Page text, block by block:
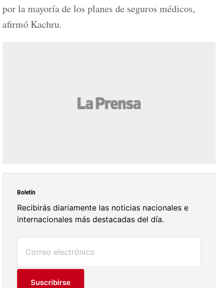
por la mayoría de los planes de seguros médicos,
afirmó Kachru.
Boletín
Recibirás diariamente las noticias nacionales e
internacionales más destacadas del día.
Suscribirse